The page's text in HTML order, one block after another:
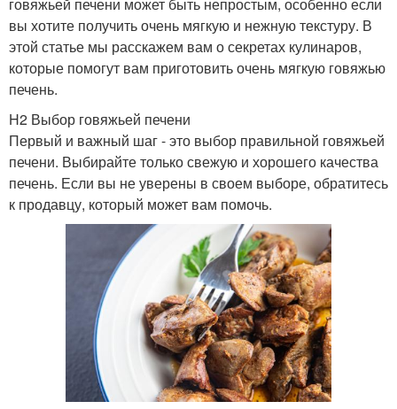
говяжьей печени может быть непростым, особенно если
вы хотите получить очень мягкую и нежную текстуру. В
этой статье мы расскажем вам о секретах кулинаров,
которые помогут вам приготовить очень мягкую говяжью
печень.
H2 Выбор говяжьей печени
Первый и важный шаг - это выбор правильной говяжьей
печени. Выбирайте только свежую и хорошего качества
печень. Если вы не уверены в своем выборе, обратитесь
к продавцу, который может вам помочь.